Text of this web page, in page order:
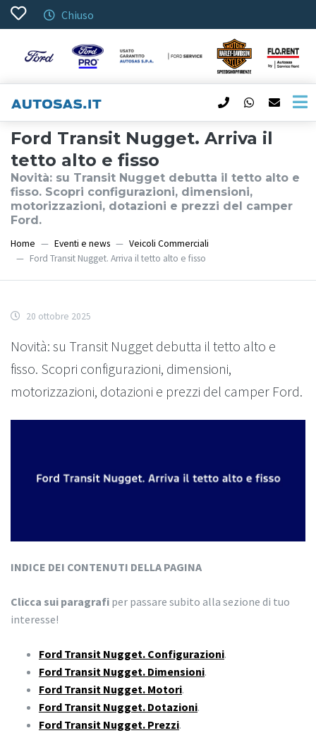
Chiuso
Ford Transit Nugget. Arriva il
tetto alto e fisso
Novità: su Transit Nugget debutta il tetto alto e
fisso. Scopri configurazioni, dimensioni,
motorizzazioni, dotazioni e prezzi del camper
Ford.
Home Eventi e news
Veicoli Commerciali
Ford Transit Nugget. Arriva il tetto alto e fisso
20 ottobre 2025
Novità: su Transit Nugget debutta il tetto alto e
fisso. Scopri configurazioni, dimensioni,
motorizzazioni, dotazioni e prezzi del camper Ford.
INDICE DEI CONTENUTI DELLA PAGINA
Clicca sui paragrafi per passare subito alla sezione di tuo
interesse!
Ford Transit Nugget. Configurazioni.
Ford Transit Nugget. Dimensioni.
Ford Transit Nugget. Motori.
Ford Transit Nugget. Dotazioni.
Ford Transit Nugget. Prezzi.